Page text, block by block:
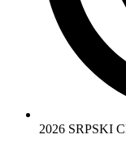
2026 SRPSKI